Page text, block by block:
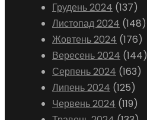
Грудень 2024 (137)
Листопад 2024 (148)
Жовтень 2024 (176)
Вересень 2024 (144)
Серпень 2024 (163)
Липень 2024 (125)
Червень 2024 (119)